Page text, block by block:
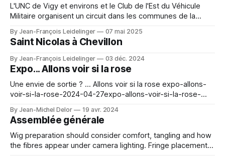
L'UNC de Vigy et environs et le Club de l'Est du Véhicule
Militaire organisent un circuit dans les communes de la
13h sur la place de l'Eglise à Maizeroy. Vous êtes conviés à
By Jean-François Leidelinger 07 mai 2025
Saint Nicolas à Chevillon
By Jean-François Leidelinger 03 déc. 2024
Expo... Allons voir si la rose
Une envie de sortie ? ... Allons voir si la rose expo-allons-
voir-si-la-rose-2024-04-27expo-allons-voir-si-la-rose-
needs to balance visual detail with comfort during events or
photo shoots. Fastenings and detachable pieces can affect
changing time and storage. For event preparation, Space
Ereshkigal cosplay costume（スペースエレシュキガル コス
By Jean-Michel Delor 19 avr. 2024
Assemblée générale
Wig preparation should consider comfort, tangling and how
the fibres appear under camera lighting. Fringe placement